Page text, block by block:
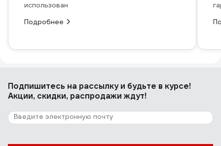
использован
Подробнее
Подпишитесь на рассылкуи будьте в курсе!
Акции, скидки, распродажи ждут!